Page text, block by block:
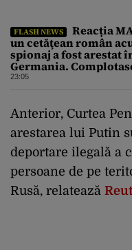
FLASH NEWS
Reacția
un cetăţean român
spionaj a fost arestat
Germania.
ucrainean ca să
23:05
Anterior, Curtea
arestarea lui Putin
deportare ilegală a
persoane de pe
Rusă, relatează